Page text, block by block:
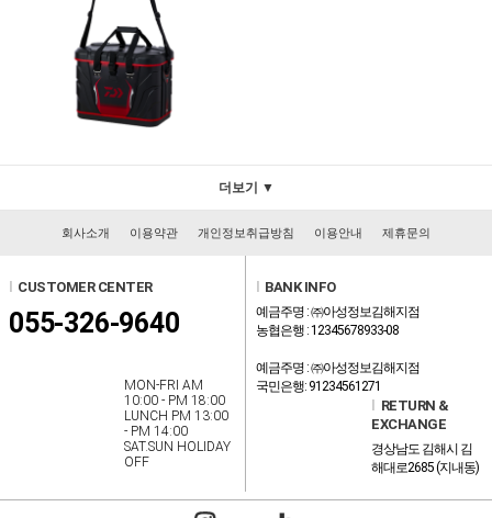
더보기 ▼
회사소개 이용약관 개인정보취급방침 이용안내 제휴문의
l CUSTOMER CENTER
055-326-9640
MON-FRI AM
10:00 - PM 18:00
LUNCH PM 13:00
- PM 14:00
SAT.SUN HOLIDAY
OFF
l BANK INFO
예금주명 : ㈜아성정보김해지점
농협은행 : 12345678933-08
예금주명 : ㈜아성정보김해지점
국민은행: 91234561271
l RETURN &
EXCHANGE
경상남도 김해시 김
해대로2685 (지내동)